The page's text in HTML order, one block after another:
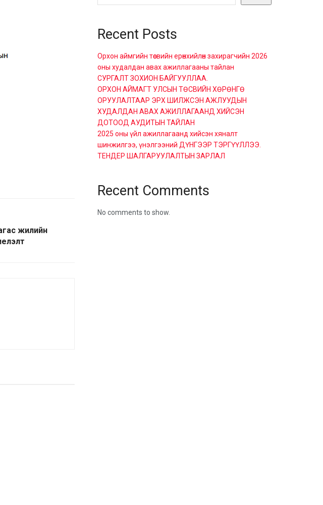
жилийн
Recent Posts
Орхон аймгийн төсвийн ерөнхийлөн захирагчийн 2026
оны худалдан авах ажиллагааны тайлан
СУРГАЛТ ЗОХИОН БАЙГУУЛЛАА.
ОРХОН АЙМАГТ УЛСЫН ТӨСВИЙН ХӨРӨНГӨ
ОРУУЛАЛТААР ЭРХ ШИЛЖСЭН АЖЛУУДЫН
ХУДАЛДАН АВАХ АЖИЛЛАГААНД ХИЙСЭН
ДОТООД АУДИТЫН ТАЙЛАН
2025 оны үйл ажиллагаанд хийсэн хяналт
шинжилгээ, үнэлгээний ДҮНГЭЭР ТЭРГҮҮЛЛЭЭ.
ТЕНДЕР ШАЛГАРУУЛАЛТЫН ЗАРЛАЛ
Recent Comments
No comments to show.